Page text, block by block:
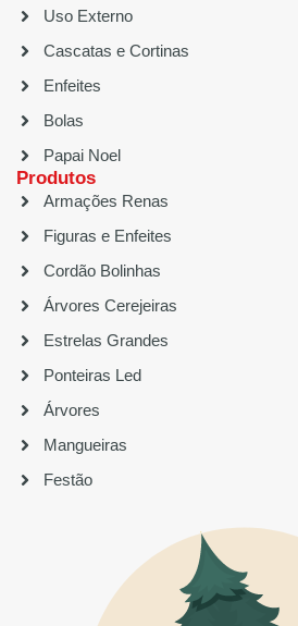
Uso Externo
Cascatas e Cortinas
Enfeites
Bolas
Papai Noel
Produtos
Armações Renas
Figuras e Enfeites
Cordão Bolinhas
Árvores Cerejeiras
Estrelas Grandes
Ponteiras Led
Árvores
Mangueiras
Festão